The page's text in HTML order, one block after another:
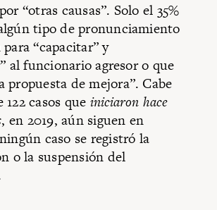
“otras causas”. Solo el 35%
tipo de pronunciamiento
“capacitar” y
al funcionario agresor o que
propuesta de mejora”. Cabe
casos que iniciaron hace
, en 2019, aún siguen en
caso se registró la
o la suspensión del